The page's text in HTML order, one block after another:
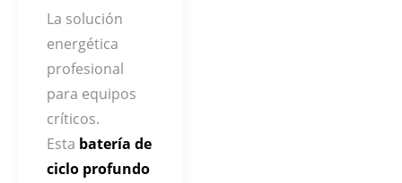
La solución
energética
profesional
para equipos
críticos.
Esta batería de
ciclo profundo